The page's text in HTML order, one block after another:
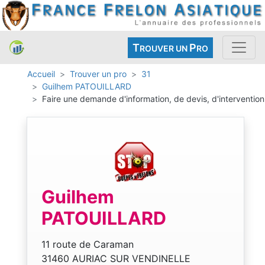
TROUVER UN PRO
Accueil Trouver un pro
31
Guilhem PATOUILLARD
Faire une demande d'information, de devis, d'intervention
Guilhem
PATOUILLARD
11 route de Caraman
31460 AURIAC SUR VENDINELLE